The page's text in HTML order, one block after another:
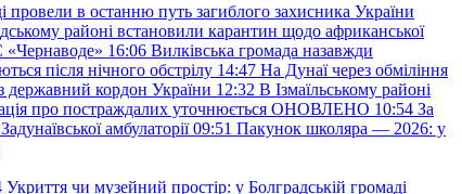
провели в останню путь загиблого захисника України
районі встановили карантин щодо африканської
«Чернаводе» 16:06 Вилківська громада назавжди
після нічного обстрілу 14:47 На Дунаї через обміління
державний кордон України 12:32 В Ізмаїльському районі
про постраждалих уточнюється ОНОВЛЕНО 10:54 За
амбулаторії 09:51 Пакунок школяра — 2026: у
Укриття чи музейний простір: у Болградській громаді